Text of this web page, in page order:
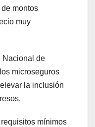
montos
muy
Nacional de
microseguros
la inclusión
mínimos